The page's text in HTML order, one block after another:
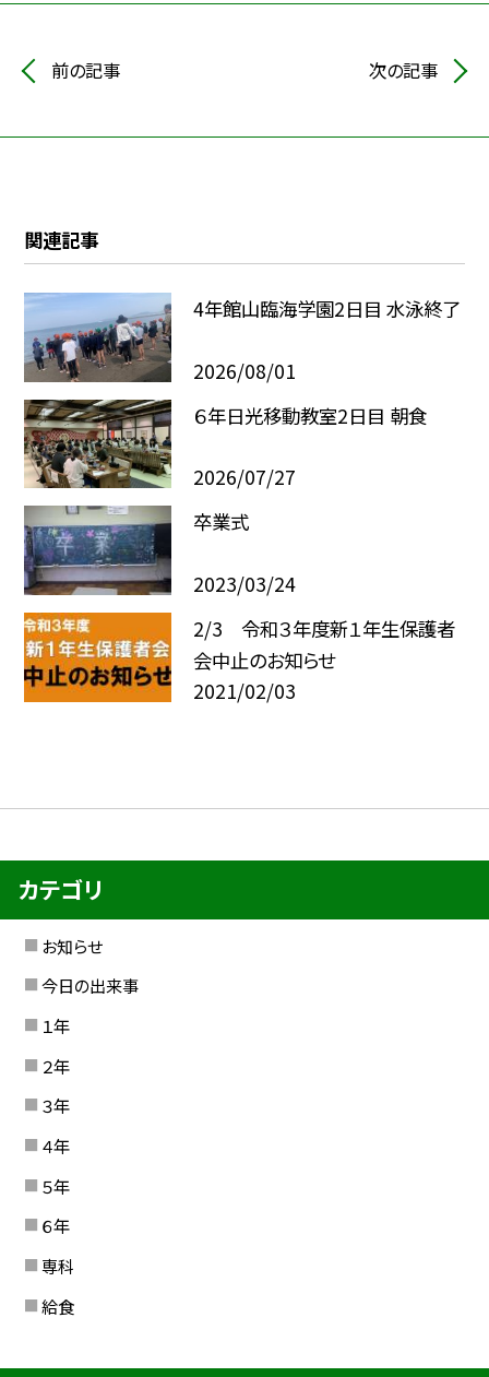
前の記事 次の記事
関連記事
4年館山臨海学園2日目 水泳終了
2026/08/01
６年日光移動教室2日目 朝食
2026/07/27
卒業式
2023/03/24
2/3 令和３年度新１年生保護者
会中止のお知らせ
2021/02/03
カテゴリ
お知らせ
今日の出来事
１年
２年
３年
４年
５年
６年
専科
給食